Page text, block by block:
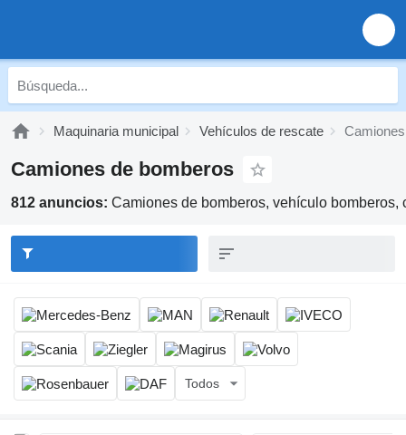
Maquinaria municipal Vehículos de rescate
Camiones de bomberos
812 anuncios: Camiones de bomberos, vehículo
Todos